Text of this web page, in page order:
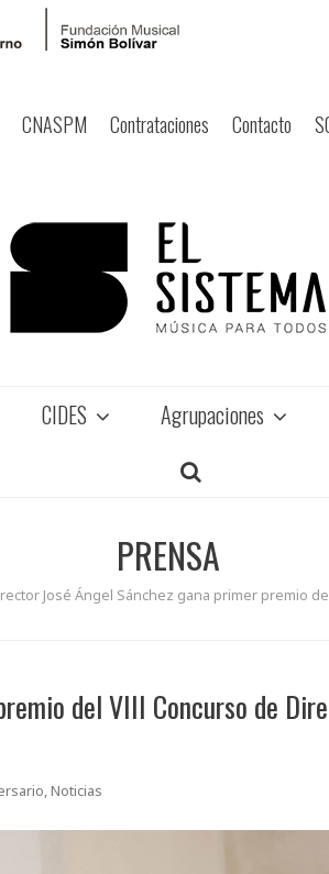
CNASPM Contrataciones Contacto
CIDES Agrupaciones
PRENSA
José Ángel Sánchez gana primer premio
del VIII Concurso de
,Noticias